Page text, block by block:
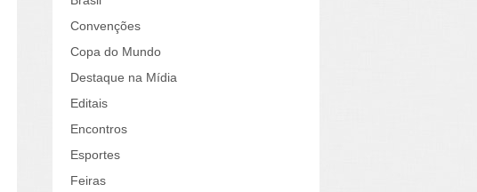
Convenções
Copa do Mundo
Destaque na Mídia
Editais
Encontros
Esportes
Feiras